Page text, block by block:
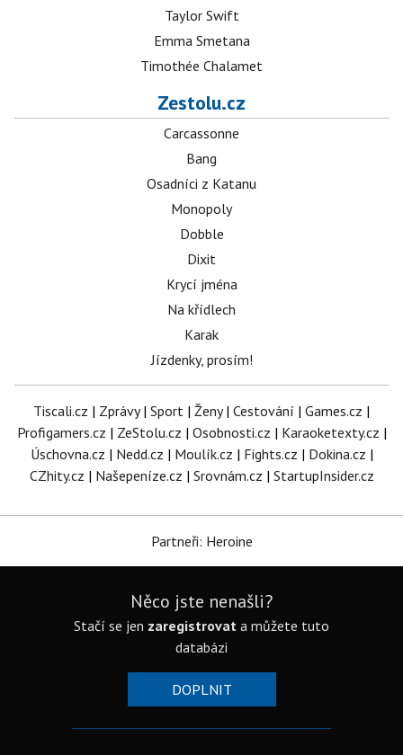
Taylor Swift
Emma Smetana
Timothée Chalamet
Zestolu.cz
Carcassonne
Bang
Osadníci z Katanu
Monopoly
Dobble
Dixit
Krycí jména
Na křídlech
Karak
Jízdenky, prosím!
Tiscali.cz | Zprávy| Sport | Ženy| Cestování | Games.cz |
Profigamers.cz | ZeStolu.cz | Osobnosti.cz | Karaoketexty.cz |
Úschovna.cz | Nedd.cz | Moulík.cz | Fights.cz | Dokina.cz |
CZhity.cz | Našepeníze.cz | Srovnám.cz | StartupInsider.cz
Partneři: Heroine
Něco jste nenašli?
Stačí se jen zaregistrovat a můžete tuto
databázi
DOPLNIT